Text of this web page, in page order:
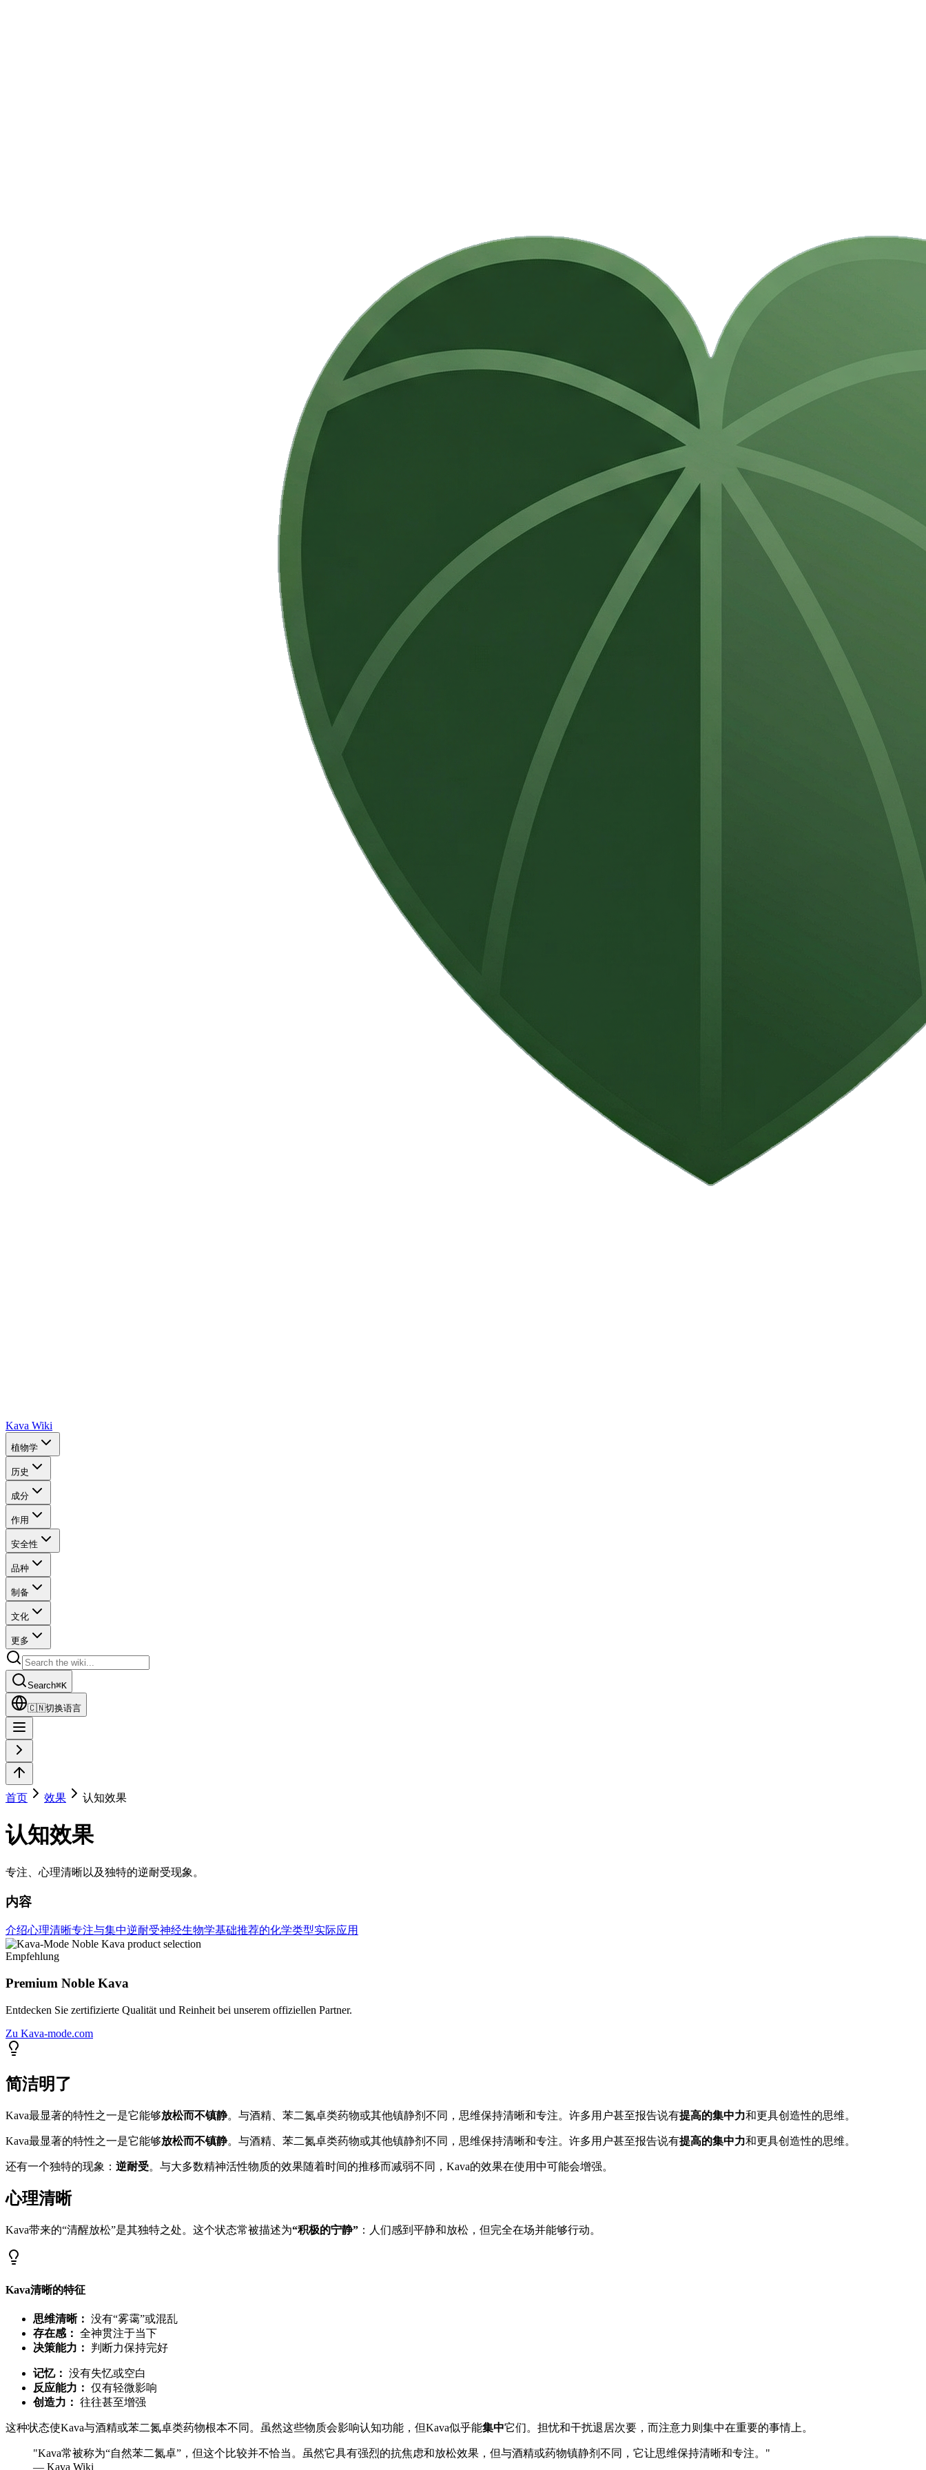
Kava Wiki
植物学
历史
成分
作用
安全性
品种
制备
文化
更多
Search⌘K
🇨🇳切换语言
首页 效果 认知效果
认知效果
专注、心理清晰以及独特的逆耐受现象。
内容
介绍心理清晰专注与集中逆耐受神经生物学基础推荐的化学类型实际应用
Empfehlung
Premium Noble Kava
Entdecken Sie zertifizierte Qualität und Reinheit bei unserem offiziellen Partner.
Zu Kava-mode.com
简洁明了
Kava最显著的特性之一是它能够放松而不镇静。与酒精、苯二氮卓类药物或其他镇静剂不同，思维保持清晰和专注。许多用户甚至报告说有提高的集中力和更具创造性的思维。
Kava最显著的特性之一是它能够放松而不镇静。与酒精、苯二氮卓类药物或其他镇静剂不同，思维保持清晰和专注。许多用户甚至报告说有提高的集中力和更具创造性的思维。
还有一个独特的现象： 逆耐受。与大多数精神活性物质的效果随着时间的推移而减弱不同，Kava的效果在使用中可能会增强。
心理清晰
Kava带来的“清醒放松”是其独特之处。这个状态常被描述为“积极的宁静” ：人们感到平静和放松，但完全在场并能够行动。
Kava清晰的特征
思维清晰： 没有“雾霭”或混乱
存在感： 全神贯注于当下
决策能力：
判断力保持完好
记忆： 没有失忆或空白
反应能力： 仅有轻微影响
创造力： 往往甚至增强
这种状态使Kava与酒精或苯二氮卓类药物根本不同。虽然这些物质会影响认知功能，但Kava似乎能集中它们。担忧和干扰退居次要，而注意力则集中在重要的事情上。
"Kava常被称为“自然苯二氮卓”，但这个比较并不恰当。虽然它具有强烈的抗焦虑和放松效果，但与酒精或药物镇静剂不同，它让思维保持清晰和专注。 "
— Kava Wiki